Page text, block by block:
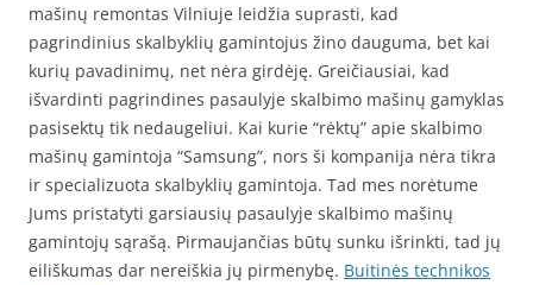
mašinų remontas Vilniuje leidžia suprasti, kad
pagrindinius skalbyklių gamintojus žino dauguma, bet kai
kurių pavadinimų, net nėra girdėję. Greičiausiai, kad
išvardinti pagrindines pasaulyje skalbimo mašinų gamyklas
pasisektų tik nedaugeliui. Kai kurie “rėktų” apie skalbimo
mašinų gamintoja “Samsung”, nors ši kompanija nėra tikra
ir specializuota skalbyklių gamintoja. Tad mes norėtume
Jums pristatyti garsiausių pasaulyje skalbimo mašinų
gamintojų sąrašą. Pirmaujančias būtų sunku išrinkti, tad jų
eiliškumas dar nereiškia jų pirmenybę. Buitinės technikos